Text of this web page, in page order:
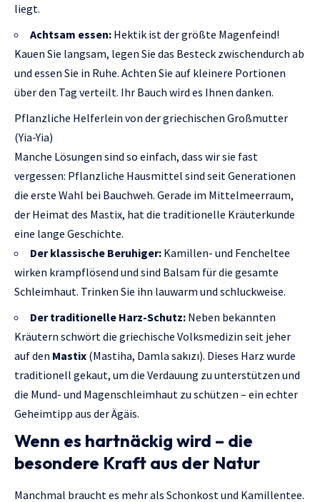
liegt.
Achtsam essen: Hektik ist der größte Magenfeind!
Kauen Sie langsam, legen Sie das Besteck zwischendurch ab
und essen Sie in Ruhe. Achten Sie auf kleinere Portionen
über den Tag verteilt. Ihr Bauch wird es Ihnen danken.
Pflanzliche Helferlein von der griechischen Großmutter
(Yia-Yia)
Manche Lösungen sind so einfach, dass wir sie fast
vergessen: Pflanzliche Hausmittel sind seit Generationen
die erste Wahl bei Bauchweh. Gerade im Mittelmeerraum,
der Heimat des Mastix, hat die traditionelle Kräuterkunde
eine lange Geschichte.
Der klassische Beruhiger: Kamillen- und Fencheltee
wirken krampflösend und sind Balsam für die gesamte
Schleimhaut. Trinken Sie ihn lauwarm und schluckweise.
Der traditionelle Harz-Schutz: Neben bekannten
Kräutern schwört die griechische Volksmedizin seit jeher
auf den Mastix (Mastiha, Damla sakızı). Dieses Harz wurde
traditionell gekaut, um die Verdauung zu unterstützen und
die Mund- und Magenschleimhaut zu schützen – ein echter
Geheimtipp aus der Ägäis.
Wenn es hartnäckig wird – die
besondere Kraft aus der Natur
Manchmal braucht es mehr als Schonkost und Kamillentee.